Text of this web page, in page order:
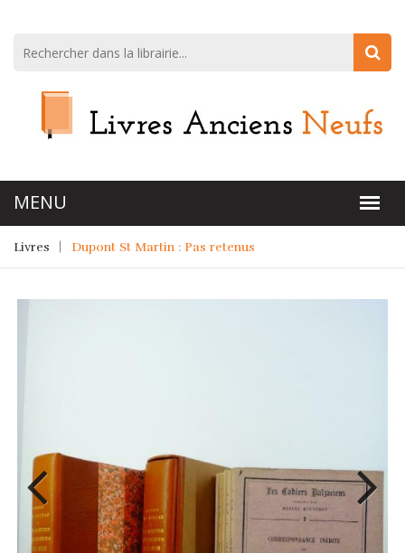
Livres Dupont St Martin : Pas retenus